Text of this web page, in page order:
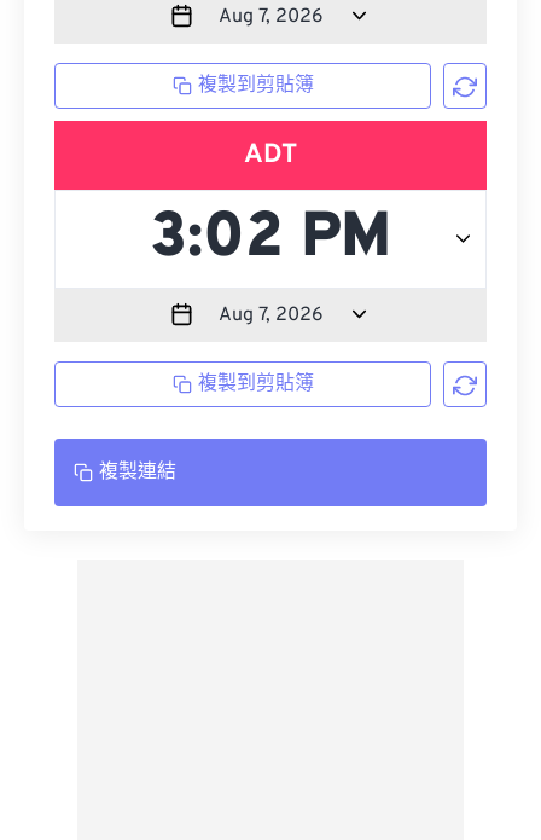
複製到剪貼簿
ADT
複製到剪貼簿
複製連結